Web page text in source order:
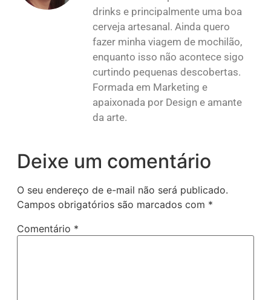
drinks e principalmente uma boa
cerveja artesanal. Ainda quero
fazer minha viagem de mochilão,
enquanto isso não acontece sigo
curtindo pequenas descobertas.
Formada em Marketing e
apaixonada por Design e amante
da arte.
Deixe um comentário
O seu endereço de e-mail não será publicado.
Campos obrigatórios são marcados com *
Comentário *